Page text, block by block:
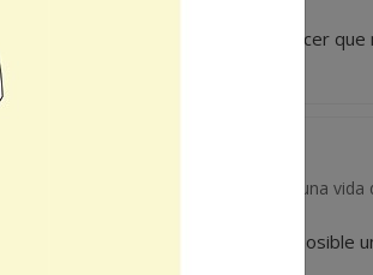
estudios han dado a conocer que
a tal punto que se hace imposible una vida
salud, a tal punto que se hace imposible